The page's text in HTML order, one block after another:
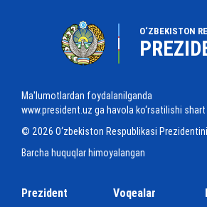
O‘ZBEKISTON
Ma'lumotlardan foydalanilganda
www.president.uz ga havola ko‘rsatilishi shart
© 2026 O‘zbekiston Respublikasi
Barcha huquqlar himoyalangan
Prezident Voqealar